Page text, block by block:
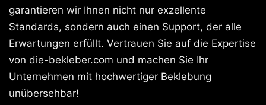
garantieren wir Ihnen nicht nur exzellente
Standards, sondern auch einen Support, der alle
Erwartungen erfüllt. Vertrauen Sie auf die Expertise
von die-bekleber.com und machen Sie Ihr
Unternehmen mit hochwertiger Beklebung
unübersehbar!